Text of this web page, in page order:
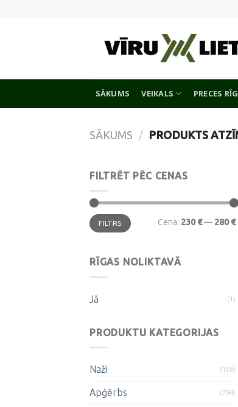
SĀKUMS VEIKALS PRECES
SĀKUMS / PRODUKTS
FILTRĒT PĒC CENAS
Min.
cena
Maks.
cenaFILTRS Cena: 230 €— 280 €
RĪGAS NOLIKTAVĀ
Jā (1)
PRODUKTU KATEGORIJAS
Naži (156)
Apģērbs (794)